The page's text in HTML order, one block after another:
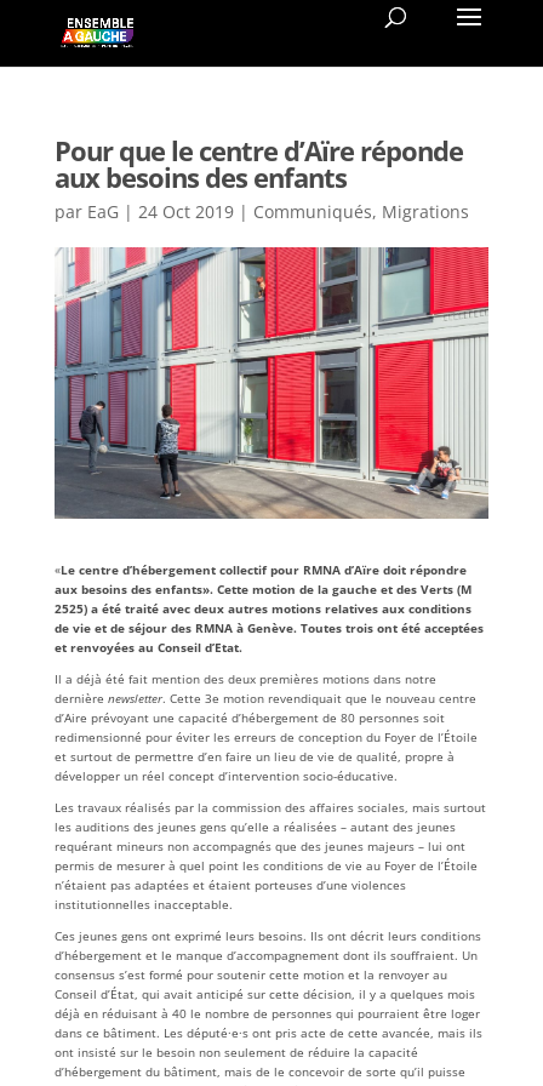
Pour que le centre d’Aïre réponde
aux besoins des enfants
par EaG | 24 Oct 2019| Communiqués, Migrations
«Le centre d’hébergement collectif pour RMNA d’Aïre doit répondre
aux besoins des enfants». Cette motion de la gauche et des Verts (M
2525) a été traité avec deux autres motions relatives aux conditions
de vie et de séjour des RMNA à Genève. Toutes trois ont été acceptées
et renvoyées au Conseil d’Etat.
Il a déjà été fait mention des deux premières motions dans notre
dernière newsletter. Cette 3e motion revendiquait que le nouveau centre
d’Aire prévoyant une capacité d’hébergement de 80 personnes soit
redimensionné pour éviter les erreurs de conception du Foyer de l’Étoile
et surtout de permettre d’en faire un lieu de vie de qualité, propre à
développer un réel concept d’intervention socio-éducative.
Les travaux réalisés par la commission des affaires sociales, mais surtout
les auditions des jeunes gens qu’elle a réalisées – autant des jeunes
requérant mineurs non accompagnés que des jeunes majeurs – lui ont
permis de mesurer à quel point les conditions de vie au Foyer de l’Étoile
n’étaient pas adaptées et étaient porteuses d’une violences
institutionnelles inacceptable.
Ces jeunes gens ont exprimé leurs besoins. Ils ont décrit leurs conditions
d’hébergement et le manque d’accompagnement dont ils souffraient. Un
consensus s’est formé pour soutenir cette motion et la renvoyer au
Conseil d’État, qui avait anticipé sur cette décision, il y a quelques mois
déjà en réduisant à 40 le nombre de personnes qui pourraient être loger
dans ce bâtiment. Les député·e·s ont pris acte de cette avancée, mais ils
ont insisté sur le besoin non seulement de réduire la capacité
d’hébergement du bâtiment, mais de le concevoir de sorte qu’il puisse